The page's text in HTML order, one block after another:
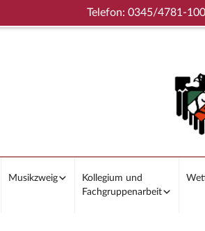
Telefon: 0345/4781-
Musikzweig
Kollegium und
Fachgruppenarbeit